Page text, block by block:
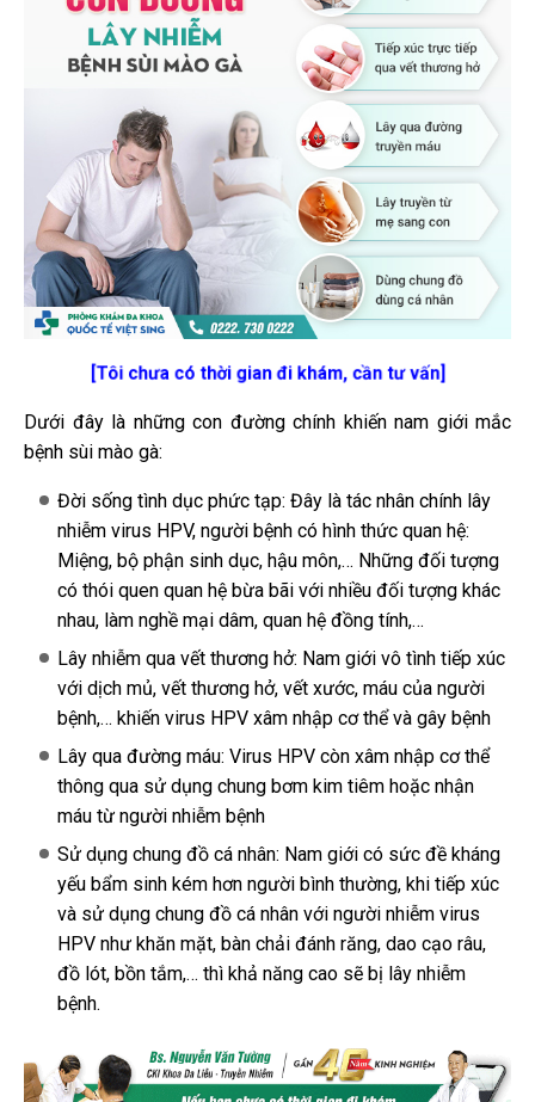
[Tôi chưa có thời gian đi khám, cần tư vấn]
Dưới đây là những con đường chính khiến nam giới mắc
bệnh sùi mào gà:
Đời sống tình dục phức tạp: Đây là tác nhân chính lây
nhiễm virus HPV, người bệnh có hình thức quan hệ:
Miệng, bộ phận sinh dục, hậu môn,… Những đối tượng
có thói quen quan hệ bừa bãi với nhiều đối tượng khác
nhau, làm nghề mại dâm, quan hệ đồng tính,…
Lây nhiễm qua vết thương hở: Nam giới vô tình tiếp xúc
với dịch mủ, vết thương hở, vết xước, máu của người
bệnh,… khiến virus HPV xâm nhập cơ thể và gây bệnh
Lây qua đường máu: Virus HPV còn xâm nhập cơ thể
thông qua sử dụng chung bơm kim tiêm hoặc nhận
máu từ người nhiễm bệnh
Sử dụng chung đồ cá nhân: Nam giới có sức đề kháng
yếu bẩm sinh kém hơn người bình thường, khi tiếp xúc
và sử dụng chung đồ cá nhân với người nhiễm virus
HPV như khăn mặt, bàn chải đánh răng, dao cạo râu,
đồ lót, bồn tắm,… thì khả năng cao sẽ bị lây nhiễm
bệnh.